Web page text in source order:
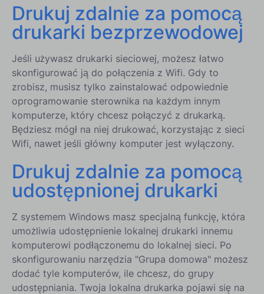
Drukuj zdalnie za pomocą
drukarki bezprzewodowej
Jeśli używasz drukarki sieciowej, możesz łatwo
skonfigurować ją do połączenia z Wifi. Gdy to
zrobisz, musisz tylko zainstalować odpowiednie
oprogramowanie sterownika na każdym innym
komputerze, który chcesz połączyć z drukarką.
Będziesz mógł na niej drukować, korzystając z sieci
Wifi, nawet jeśli główny komputer jest wyłączony.
Drukuj zdalnie za pomocą
udostępnionej drukarki
Z systemem Windows masz specjalną funkcję, która
umożliwia udostępnienie lokalnej drukarki innemu
komputerowi podłączonemu do lokalnej sieci. Po
skonfigurowaniu narzędzia "Grupa domowa" możesz
dodać tyle komputerów, ile chcesz, do grupy
udostępniania. Twoja lokalna drukarka pojawi się na